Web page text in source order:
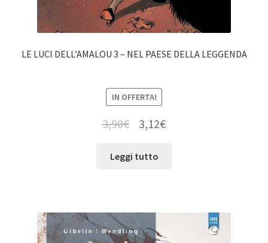
LE LUCI DELL’AMALOU 3 – NEL PAESE DELLA LEGGENDA
IN OFFERTA!
3,90€ 3,12€
Leggi tutto